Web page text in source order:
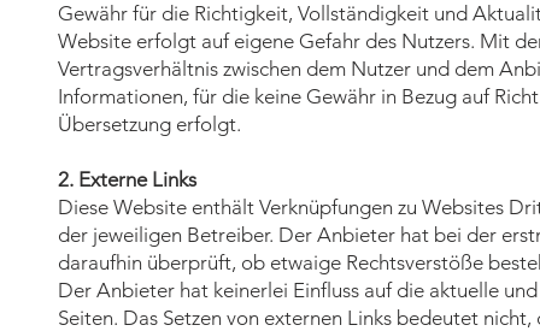
Gewähr für die Richtigkeit, Vollständigkeit und
Website erfolgt auf eigene Gefahr des Nutzers. Mit
Vertragsverhältnis zwischen dem Nutzer und dem
Informationen, für die keine Gewähr in Bezug auf
Übersetzung erfolgt.
2. Externe Links
Diese Website enthält Verknüpfungen zu Websites
der jeweiligen Betreiber. Der Anbieter hat bei der
daraufhin überprüft, ob etwaige Rechtsverstöße
Der Anbieter hat keinerlei Einfluss auf die aktuelle
Seiten. Das Setzen von externen Links bedeutet